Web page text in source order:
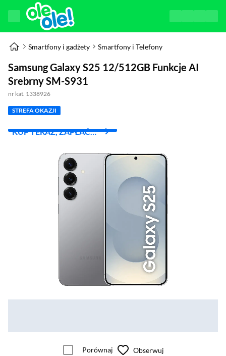
Smartfony i gadżety Smartfony i Telefony
Samsung Galaxy S25 12/512GB Funkcje AI
Srebrny SM-S931
nr kat. 1338926
STREFA OKAZJI
KUP TERAZ, ZAPŁAĆ
Porównaj Obserwuj